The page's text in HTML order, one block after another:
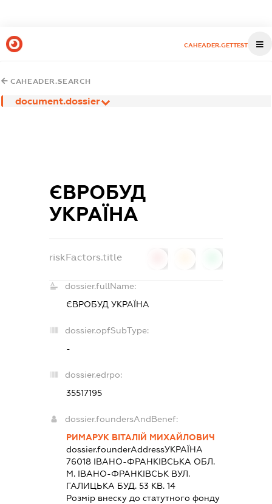
CAHEADER.GETTEST
CAHEADER.SEARCH
document.dossier
ЄВРОБУД
УКРАЇНА
riskFactors.title
dossier.fullName:
ЄВРОБУД УКРАЇНА
dossier.opfSubType:
-
dossier.edrpo:
35517195
dossier.foundersAndBenef:
РИМАРУК ВІТАЛІЙ МИХАЙЛОВИЧ
dossier.founderAddressУКРАЇНА
76018 IВАНО-ФРАНКIВСЬКА ОБЛ.
М. ІВАНО-ФРАНКІВСЬК ВУЛ.
ГАЛИЦЬКА БУД. 53 КВ. 14
Розмір внеску до статутного фонду